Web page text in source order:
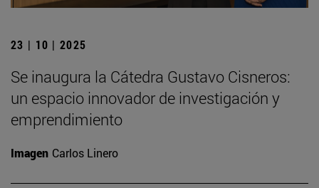
23 | 10 | 2025
Se inaugura la Cátedra Gustavo Cisneros:
un espacio innovador de investigación y
emprendimiento
Imagen Carlos Linero